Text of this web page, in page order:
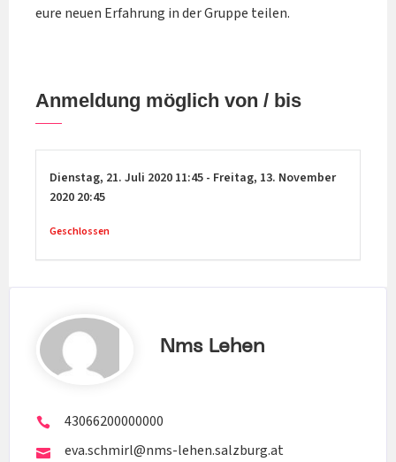
eure neuen Erfahrung in der Gruppe teilen.
Anmeldung möglich von / bis
Dienstag, 21. Juli 2020 11:45 - Freitag, 13. November
2020 20:45
Geschlossen
Nms Lehen
43066200000000
eva.schmirl@nms-lehen.salzburg.at